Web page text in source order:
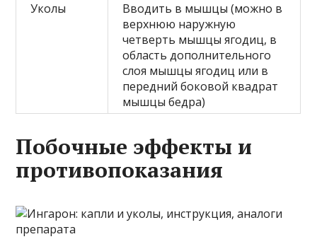
Уколы
Вводить в мышцы (можно в
верхнюю наружную
четверть мышцы ягодиц, в
область дополнительного
слоя мышцы ягодиц или в
передний боковой квадрат
мышцы бедра)
Побочные эффекты и
противопоказания